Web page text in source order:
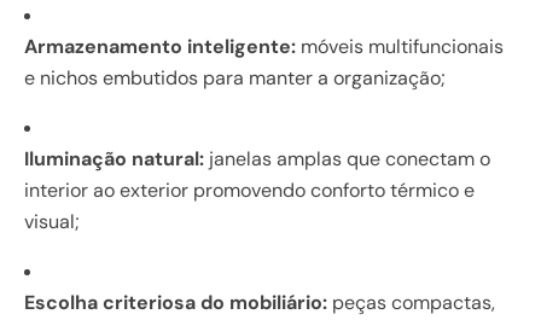
Armazenamento inteligente: móveis multifuncionais
e nichos embutidos para manter a organização;
Iluminação natural: janelas amplas que conectam o
interior ao exterior promovendo conforto térmico e
visual;
Escolha criteriosa do mobiliário: peças compactas,